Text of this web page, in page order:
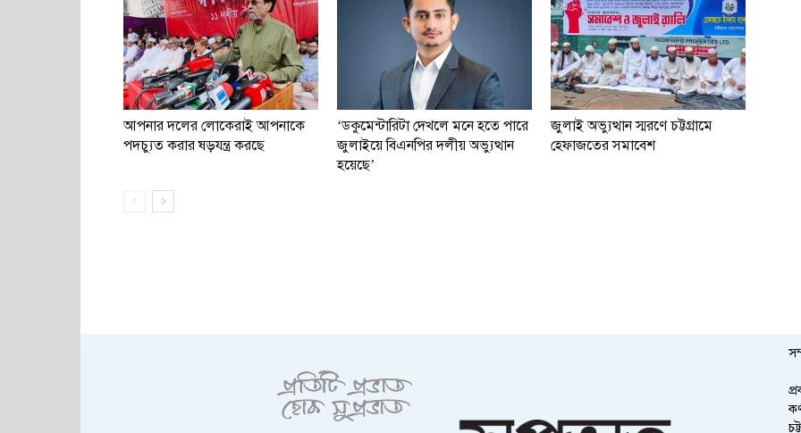
আপনার দলের লোকেরাই আপনাকে
পদচ্যুত করার ষড়যন্ত্র করছে
‘ডকুমেন্টারিটা দেখলে মনে হতে পারে
জুলাইয়ে বিএনপির দলীয় অভ্যুত্থান
হয়েছে’
জুলাই অভ্যুত্থান স্মরণে চট্টগ্রামে
হেফাজতের সমাবেশ